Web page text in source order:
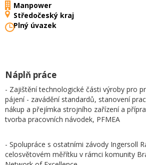
Manpower
Středočeský kraj
Plný úvazek
Náplň práce
- Zajištění technologické části výroby pro
pájení - zavádění standardů, stanovení
nákup a přejímka strojního zařízení a
tvorba pracovních návodek, PFMEA
- Spolupráce s ostatními závody Ingersoll
celosvětovém měřítku v rámci komunity